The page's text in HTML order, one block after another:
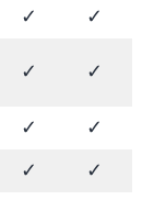
✓
✓
✓
✓
✓
✓
✓
✓